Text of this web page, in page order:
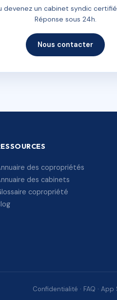
devenez un cabinet syndic
Réponse sous 24h.
Nous contacter
des copropriétés
des cabinets
copropriété
Confidentialité · FAQ · App